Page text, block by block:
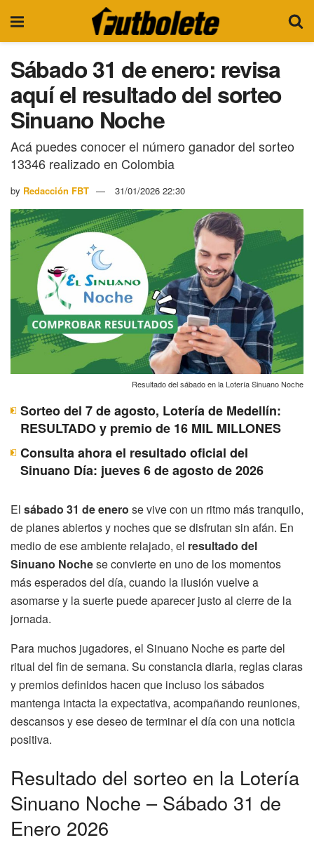
Sábado 31 de enero: revisa
aquí el resultado del sorteo
Sinuano Noche
Acá puedes conocer el número ganador del sorteo
13346 realizado en Colombia
by Redacción FBT 31/01/2026 22:30
Resultado del sábado en la Lotería Sinuano Noche
Sorteo del 7 de agosto, Lotería de Medellín:
RESULTADO y premio de 16 MIL MILLONES
Consulta ahora el resultado oficial del
Sinuano Día: jueves 6 de agosto de 2026
El sábado 31 de enero se vive con un ritmo más tranquilo,
de planes abiertos y noches que se disfrutan sin afán. En
medio de ese ambiente relajado, el resultado del
Sinuano Nochese convierte en uno de los momentos
más esperados del día, cuando la ilusión vuelve a
asomarse y la suerte puede aparecer justo al cierre de la
jornada.
Para muchos jugadores, el Sinuano Noche es parte del
ritual del fin de semana. Su constancia diaria, reglas claras
y premios definidos hacen que incluso los sábados
mantenga intacta la expectativa, acompañando reuniones,
descansos y ese deseo de terminar el día con una noticia
positiva.
Resultado del sorteo en la Lotería
Sinuano Noche – Sábado 31 de
Enero 2026